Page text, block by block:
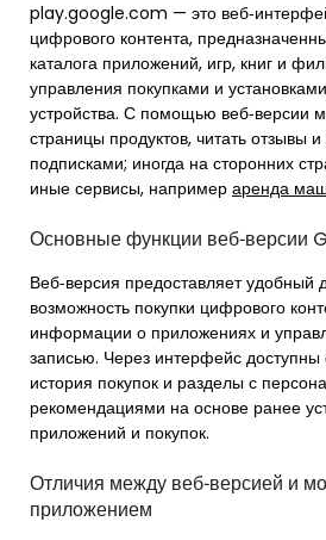
play.google.com — это
цифрового контента,
каталога приложений, игр, книг и
управления покупками и
устройства. С помощью веб‑версии
страницы продуктов, читать отзывы
подписками; иногда на сторонних
иные сервисы, например аренда
Основные функции веб‑версии
Веб‑версия предоставляет удобный
возможность покупки цифрового
информации о приложениях и
записью. Через интерфейс доступны
история покупок и разделы с
рекомендациями на основе ранее
приложений и покупок.
Отличия между веб‑версией и
приложением